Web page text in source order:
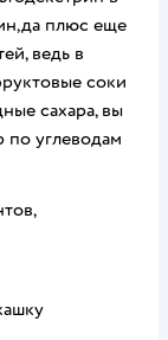
плюс еще
ведь в
соки
сахара, вы
по углеводам